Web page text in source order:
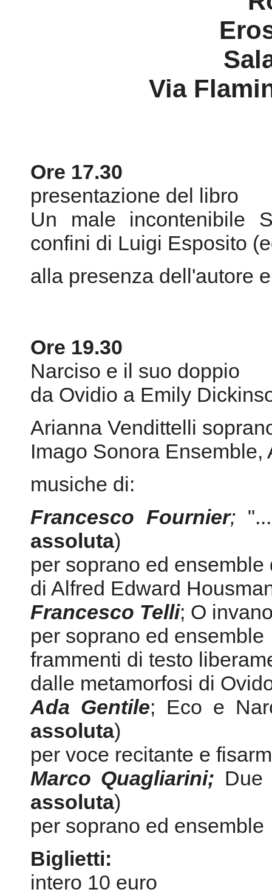
presentazione del libro
alla presenza dell'autore
Ore 19.30
Narciso e il suo doppio
da Ovidio a Emily
Imago Sonora
musiche di:
Francesco Fournier
assoluta)
per soprano ed
di Alfred Edward
Francesco Telli; O
per soprano ed ensemble
frammenti di testo
dalle metamorfosi di
Ada Gentile; Eco e
assoluta)
per voce recitante e
Marco Quagliarini;Due
assoluta)
per soprano ed ensemble
Biglietti:
intero 10 euro
giornaliero, 2 spettacoli
Per info:
Romana http://